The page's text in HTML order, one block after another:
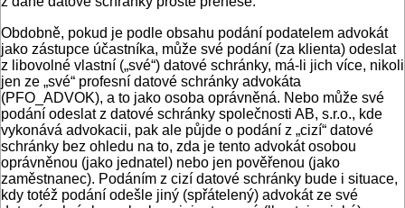
Obdobně, pokud je podle obsahu podání podatelem advokát
jako zástupce účastníka, může své podání (za klienta) odeslat
z libovolné vlastní („své“) datové schránky, má-li jich více, nikoli
jen ze „své“ profesní datové schránky advokáta
(PFO_ADVOK), a to jako osoba oprávněná. Nebo může své
podání odeslat z datové schránky společnosti AB, s.r.o., kde
vykonává advokacii, pak ale půjde o podání z „cizí“ datové
schránky bez ohledu na to, zda je tento advokát osobou
oprávněnou (jako jednatel) nebo jen pověřenou (jako
zaměstnanec). Podáním z cizí datové schránky bude i situace,
kdy totéž podání odešle jiný (spřátelený) advokát ze své